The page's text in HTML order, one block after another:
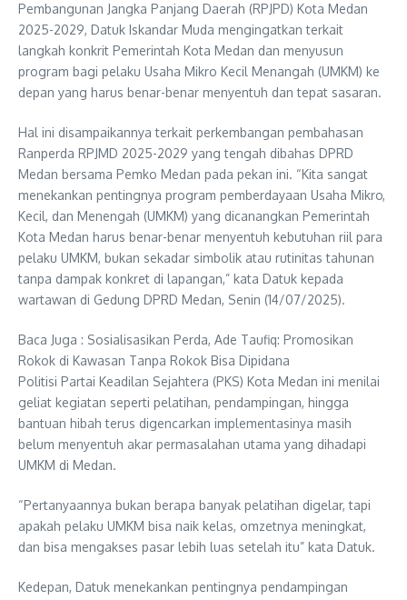
Pembangunan Jangka Panjang Daerah (RPJPD) Kota Medan
2025-2029, Datuk Iskandar Muda mengingatkan terkait
langkah konkrit Pemerintah Kota Medan dan menyusun
program bagi pelaku Usaha Mikro Kecil Menangah (UMKM) ke
depan yang harus benar-benar menyentuh dan tepat sasaran.
Hal ini disampaikannya terkait perkembangan pembahasan
Ranperda RPJMD 2025-2029 yang tengah dibahas DPRD
Medan bersama Pemko Medan pada pekan ini. “Kita sangat
menekankan pentingnya program pemberdayaan Usaha Mikro,
Kecil, dan Menengah (UMKM) yang dicanangkan Pemerintah
Kota Medan harus benar-benar menyentuh kebutuhan riil para
pelaku UMKM, bukan sekadar simbolik atau rutinitas tahunan
tanpa dampak konkret di lapangan,” kata Datuk kepada
wartawan di Gedung DPRD Medan, Senin (14/07/2025).
Baca Juga : Sosialisasikan Perda, Ade Taufiq: Promosikan
Rokok di Kawasan Tanpa Rokok Bisa Dipidana
Politisi Partai Keadilan Sejahtera (PKS) Kota Medan ini menilai
geliat kegiatan seperti pelatihan, pendampingan, hingga
bantuan hibah terus digencarkan implementasinya masih
belum menyentuh akar permasalahan utama yang dihadapi
UMKM di Medan.
“Pertanyaannya bukan berapa banyak pelatihan digelar, tapi
apakah pelaku UMKM bisa naik kelas, omzetnya meningkat,
dan bisa mengakses pasar lebih luas setelah itu” kata Datuk.
Kedepan, Datuk menekankan pentingnya pendampingan